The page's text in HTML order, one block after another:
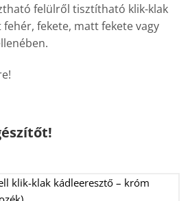
felülről tisztítható klik-klak
fekete, matt fekete vagy
klik-klak kádleeresztő – króm